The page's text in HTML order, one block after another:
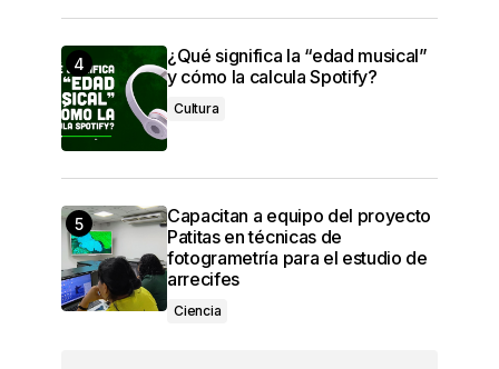
¿Qué significa la “edad musical”
y cómo la calcula Spotify?
Cultura
Capacitan a equipo del proyecto
Patitas en técnicas de
fotogrametría para el estudio de
arrecifes
Ciencia